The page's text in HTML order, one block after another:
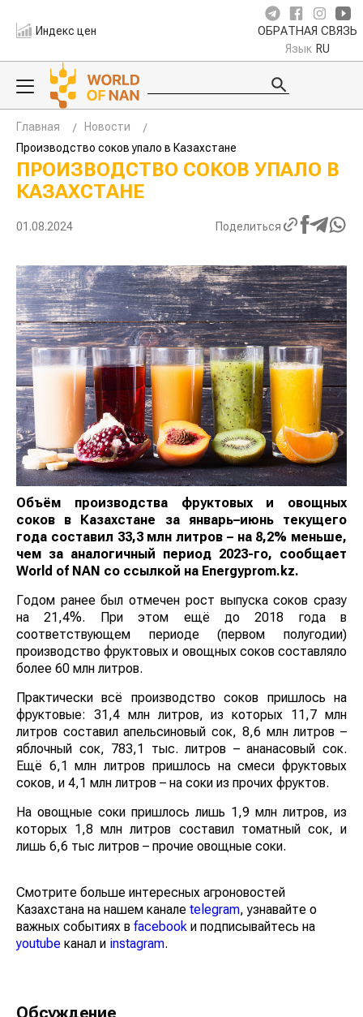
Индекс цен ОБРАТНАЯ СВЯЗЬ
Язык RU
Главная
Новости
Производство соков упало в Казахстане
ПРОИЗВОДСТВО СОКОВ УПАЛО В
КАЗАХСТАНЕ
01.08.2024 Поделиться
Объём производства фруктовых и овощных
соков в Казахстане за январь–июнь текущего
года составил 33,3 млн литров – на 8,2% меньше,
чем за аналогичный период 2023-го, сообщает
World of NAN со ссылкой на Energyprom.kz.
Годом ранее был отмечен рост выпуска соков сразу
на 21,4%. При этом ещё до 2018 года в
соответствующем периоде (первом полугодии)
производство фруктовых и овощных соков составляло
более 60 млн литров.
Практически всё производство соков пришлось на
фруктовые: 31,4 млн литров, из которых 11,7 млн
литров составил апельсиновый сок, 8,6 млн литров –
яблочный сок, 783,1 тыс. литров – ананасовый сок.
Ещё 6,1 млн литров пришлось на смеси фруктовых
соков, и 4,1 млн литров – на соки из прочих фруктов.
На овощные соки пришлось лишь 1,9 млн литров, из
которых 1,8 млн литров составил томатный сок, и
лишь 6,6 тыс литров – прочие овощные соки.
Смотрите больше интересных агроновостей
Казахстана на нашем канале telegram, узнавайте о
важных событиях в facebook и подписывайтесь на
youtube канал и instagram.
Обсуждение